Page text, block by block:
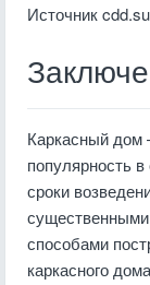
Источник cdd.su
Каркасный дом
популярность
сроки
способами
каркасного